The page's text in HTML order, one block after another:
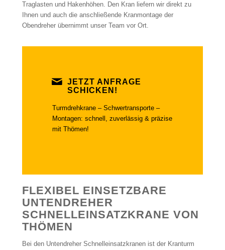
Traglasten und Hakenhöhen. Den Kran liefern wir direkt zu
Ihnen und auch die anschließende Kranmontage der
Obendreher übernimmt unser Team vor Ort.
JETZT ANFRAGE
SCHICKEN!
Turmdrehkrane – Schwertransporte –
Montagen: schnell, zuverlässig & präzise
mit Thömen!
FLEXIBEL EINSETZBARE
UNTENDREHER
SCHNELLEINSATZKRANE VON
THÖMEN
Bei den Untendreher Schnelleinsatzkranen ist der Kranturm